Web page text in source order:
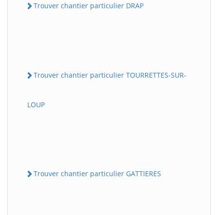
Trouver chantier particulier DRAP
Trouver chantier particulier TOURRETTES-SUR-
LOUP
Trouver chantier particulier GATTIERES